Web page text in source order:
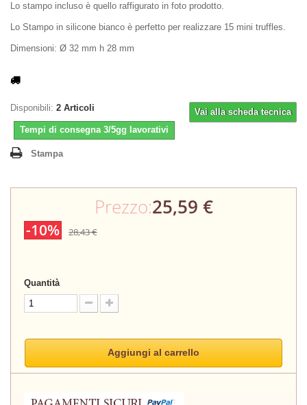
Lo stampo incluso è quello raffigurato in foto prodotto.
Lo Stampo in silicone bianco è perfetto per realizzare 15 mini truffles.
Dimensioni: Ø 32 mm h 28 mm
Vai alla scheda tecnica
Disponibili: 2 Articoli
Tempi di consegna 3/5gg lavorativi
Stampa
Prezzo:25,59 €
-10% 28,43 €
Quantità
Aggiungi al carrello